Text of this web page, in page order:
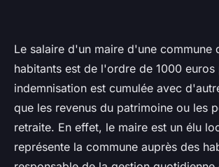
Le salaire d'un maire d'une commune
habitants est de l'ordre de 1000
indemnisation est cumulée avec
que les revenus du patrimoine ou les
retraite. En effet, le maire est un élu
représente la commune auprès des